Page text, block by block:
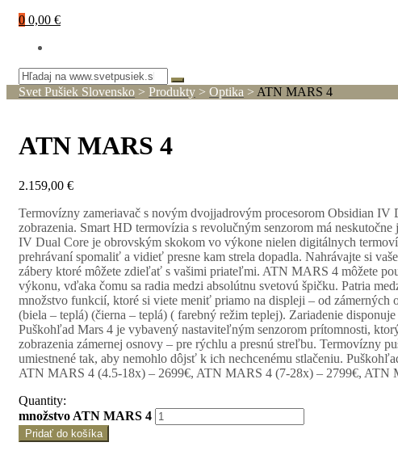
0 0,00 €
Svet Pušiek Slovensko > Produkty > Optika > ATN MARS 4
ATN MARS 4
2.159,00 €
Termovízny zameriavač s novým dvojjadrovým procesorom Obsidian
zobrazenia. Smart HD termovízia s revolučným senzorom má
IV Dual Core je obrovským skokom vo výkone nielen digitálnych
prehrávaní spomaliť a vidieť presne kam strela dopadla. Nahrávajte si
zábery ktoré môžete zdieľať s vašimi priateľmi. ATN MARS 4 môžete
výkonu, vďaka čomu sa radia medzi absolútnu svetovú špičku. Patria
množstvo funkcií, ktoré si viete meniť priamo na displeji – od
(biela – teplá) (čierna – teplá) ( farebný režim teplej). Zariadenie
Puškohľad Mars 4 je vybavený nastaviteľným senzorom prítomnosti,
zobrazenia zámernej osnovy – pre rýchlu a presnú streľbu. Termovízny
umiestnené tak, aby nemohlo dôjsť k ich nechcenému stlačeniu.
ATN MARS 4 (4.5-18x) – 2699€, ATN MARS 4 (7-28x) – 2799€, ATN
Quantity:
množstvo ATN MARS 4
Pridať do košíka